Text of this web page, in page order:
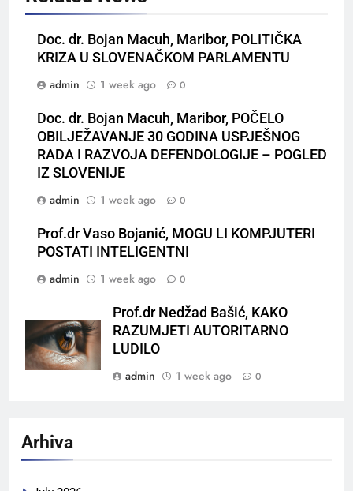
Doc. dr. Bojan Macuh, Maribor, POLITIČKA
KRIZA U SLOVENAČKOM PARLAMENTU
admin
1 week ago 0
Doc. dr. Bojan Macuh, Maribor, POČELO
OBILJEŽAVANJE 30 GODINA USPJEŠNOG
RADA I RAZVOJA DEFENDOLOGIJE – POGLED
IZ SLOVENIJE
admin
1 week ago 0
Prof.dr Vaso Bojanić, MOGU LI KOMPJUTERI
POSTATI INTELIGENTNI
admin
1 week ago 0
Prof.dr Nedžad Bašić, KAKO
RAZUMJETI AUTORITARNO
LUDILO
admin
1 week ago 0
Arhiva